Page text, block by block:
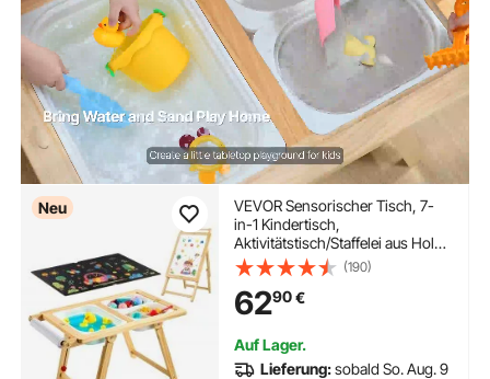
Neu
VEVOR Sensorischer Tisch, 7-
in-1 Kindertisch,
Aktivitätstisch/Staffelei aus Holz
mit Doppelseitiger Tafel,
Aufbewahrungsboxen, Spiel-
Sand- & Wassertisch, für Kinder
im Alter von 3-6 Jahren
(190)
6290€
Auf Lager.
Lieferung:sobald So. Aug. 9